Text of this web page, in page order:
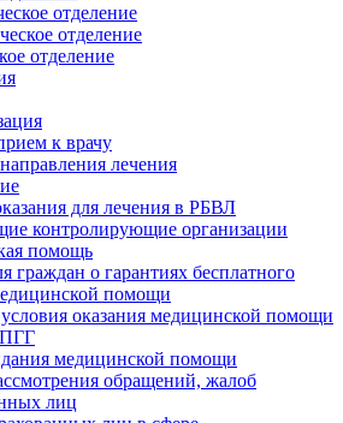
отделение
отделение
отделение
к врачу
лечения
для лечения в РБВЛ
контролирующие организации
помощь
граждан о гарантиях бесплатного
помощи
оказания медицинской помощи
медицинской помощи
обращений, жалоб
лиц